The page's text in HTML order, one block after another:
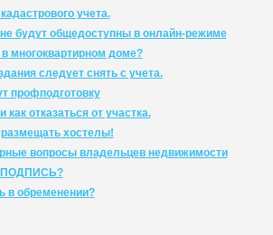
учета.
будут общедоступны в онлайн-режиме
многоквартирном доме?
следует снять с учета.
профподготовку
отказаться от участка.
размещать хостелы!
вопросы владельцев недвижимости
в обременении?